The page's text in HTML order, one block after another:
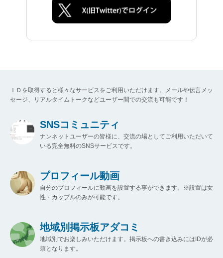
ＩＤを取得すると様々なサービスをご利用いただけます。メールや伝言メッ
セージ、リアルタイムトークなどユーザー間での交流も可能です！
SNSコミュニティ
ナンネットユーザーの皆様に、交流の場としてご利用いただいて
いる完全無料のSNSサービスです。
プロフィール動画
自分のプロフィールに動画を設置する事ができます。※設置は女
性・カップルのみが可能です。
地域別掲示板アダコミ
地域別でお楽しみいただけます。掲示板への書き込みにはIDが必
須となります。